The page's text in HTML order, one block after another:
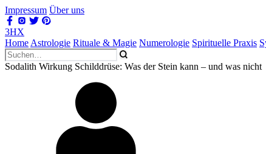
Impressum Über uns
3HX
Home Astrologie Rituale & Magie Numerologie Spirituelle Praxis
Sodalith Wirkung Schilddrüse: Was der Stein kann – und was nicht